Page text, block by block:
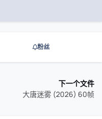
粉丝
下一个文件
大唐迷雾 (2026) 60帧